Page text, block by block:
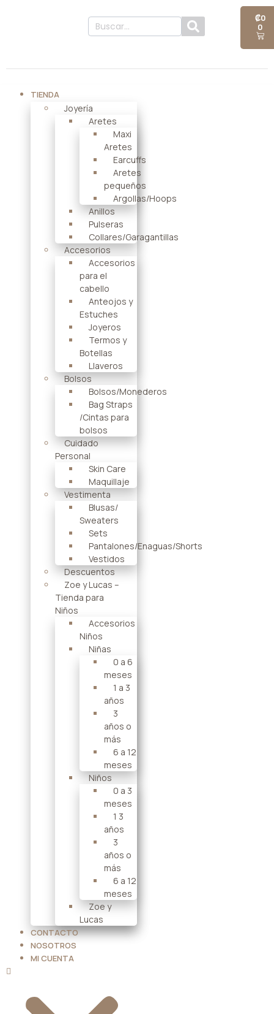
₡0
0
TIENDA
Joyería
Aretes
Maxi
Aretes
Earcuffs
Aretes
pequeños
Argollas/Hoops
Anillos
Pulseras
Collares/Garagantillas
Accesorios
Accesorios
para el
cabello
Anteojos y
Estuches
Joyeros
Termos y
Botellas
Llaveros
Bolsos
Bolsos/Monederos
Bag Straps
/Cintas para
bolsos
Cuidado
Personal
Skin Care
Maquillaje
Vestimenta
Blusas/
Sweaters
Sets
Pantalones/Enaguas/Shorts
Vestidos
Descuentos
Zoe y Lucas –
Tienda para
Niños
Accesorios
Niños
Niñas
0 a 6
meses
1 a 3
años
3
años o
más
6 a 12
meses
Niños
0 a 3
meses
1 3
años
3
años o
más
6 a 12
meses
Zoe y
Lucas
CONTACTO
NOSOTROS
MI CUENTA